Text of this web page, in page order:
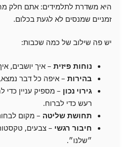
היא משדרת לתלמידים: אתם חלק
זמניים שמנסים לא לגעת בכלום.
יש פה שילוב של כמה שכבות:
נוחות פיזית – איך יושבים,
בהירות – איפה כל דבר
גירוי נכון – מספיק עניין כדי
רעש כדי לברוח.
תחושת שליטה – מקום
חיבור רגשי – צבעים,
״שלנו״.